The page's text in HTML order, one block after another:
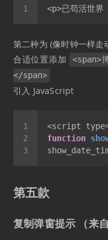
<p>已苟活世界
第二种为 (像时钟一样走
合适位置添加
<span>
</span>
引入 JavaScript
<script
function
第五款
复制弹窗提示 （来